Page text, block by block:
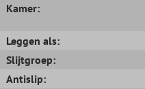
Kamer:
Leggen als:
Slijtgroep:
Antislip: